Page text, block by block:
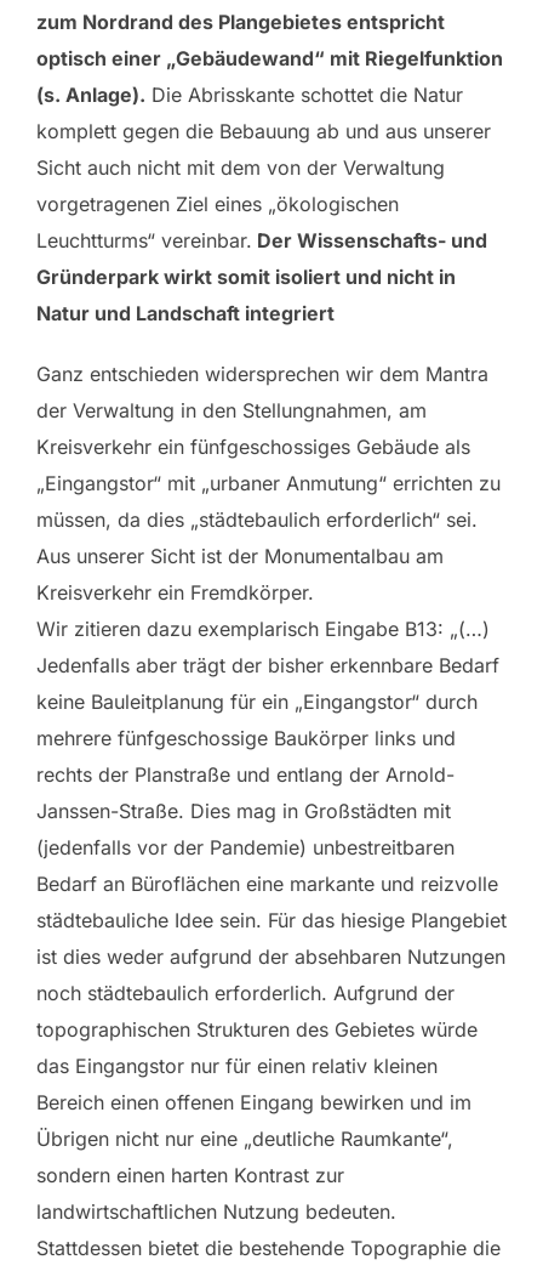
zum Nordrand des Plangebietes entspricht
optisch einer „Gebäudewand“ mit Riegelfunktion
(s. Anlage). Die Abrisskante schottet die Natur
komplett gegen die Bebauung ab und aus unserer
Sicht auch nicht mit dem von der Verwaltung
vorgetragenen Ziel eines „ökologischen
Leuchtturms“ vereinbar. Der Wissenschafts- und
Gründerpark wirkt somit isoliert und nicht in
Natur und Landschaft integriert
Ganz entschieden widersprechen wir dem Mantra
der Verwaltung in den Stellungnahmen, am
Kreisverkehr ein fünfgeschossiges Gebäude als
„Eingangstor“ mit „urbaner Anmutung“ errichten zu
müssen, da dies „städtebaulich erforderlich“ sei.
Aus unserer Sicht ist der Monumentalbau am
Kreisverkehr ein Fremdkörper.
Wir zitieren dazu exemplarisch Eingabe B13: „(…)
Jedenfalls aber trägt der bisher erkennbare Bedarf
keine Bauleitplanung für ein „Eingangstor“ durch
mehrere fünfgeschossige Baukörper links und
rechts der Planstraße und entlang der Arnold-
Janssen-Straße. Dies mag in Großstädten mit
(jedenfalls vor der Pandemie) unbestreitbaren
Bedarf an Büroflächen eine markante und reizvolle
städtebauliche Idee sein. Für das hiesige Plangebiet
ist dies weder aufgrund der absehbaren Nutzungen
noch städtebaulich erforderlich. Aufgrund der
topographischen Strukturen des Gebietes würde
das Eingangstor nur für einen relativ kleinen
Bereich einen offenen Eingang bewirken und im
Übrigen nicht nur eine „deutliche Raumkante“,
sondern einen harten Kontrast zur
landwirtschaftlichen Nutzung bedeuten.
Stattdessen bietet die bestehende Topographie die